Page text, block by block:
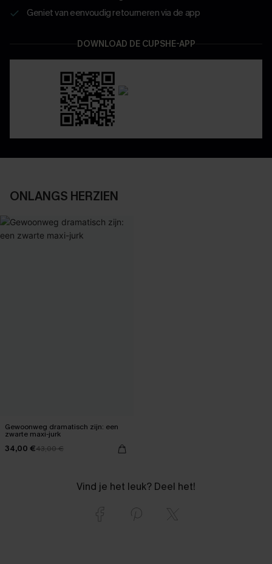
Geniet van eenvoudig retourneren via de app
DOWNLOAD DE CUPSHE-APP
ONLANGS HERZIEN
Gewoonweg dramatisch zijn: een
zwarte maxi-jurk
34,00 €43,00 €
Vind je het leuk? Deel het!